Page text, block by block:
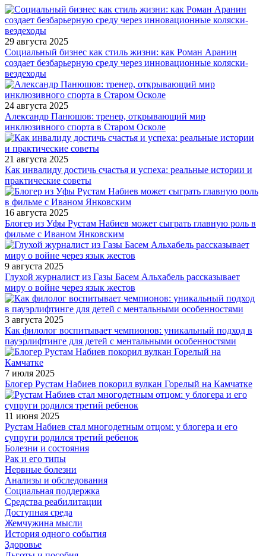
29 августа 2025
Социальный бизнес как стиль жизни: как Роман Аранин
создает безбарьерную среду через инновационные коляски-
вездеходы
24 августа 2025
Александр Панюшов: тренер, открывающий мир
инклюзивного спорта в Старом Осколе
21 августа 2025
Как инвалиду достичь счастья и успеха: реальные истории и
практические советы
16 августа 2025
Блогер из Уфы Рустам Набиев может сыграть главную роль в
фильме с Иваном Янковским
9 августа 2025
Глухой журналист из Газы Басем Альхабель рассказывает
миру о войне через язык жестов
3 августа 2025
Как филолог воспитывает чемпионов: уникальный подход в
пауэрлифтинге для детей с ментальными особенностями
7 июля 2025
Блогер Рустам Набиев покорил вулкан Горелый на Камчатке
11 июня 2025
Рустам Набиев стал многодетным отцом: у блогера и его
супруги родился третий ребенок
Болезни и состояния
Рак и его типы
Нервные болезни
Анализы и обследования
Социальная поддержка
Средства реабилитации
Доступная среда
Жемчужина мысли
История одного события
Здоровье